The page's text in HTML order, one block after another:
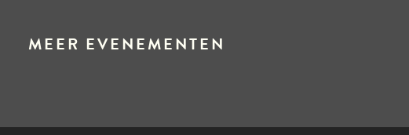
MEER EVENEMENTEN